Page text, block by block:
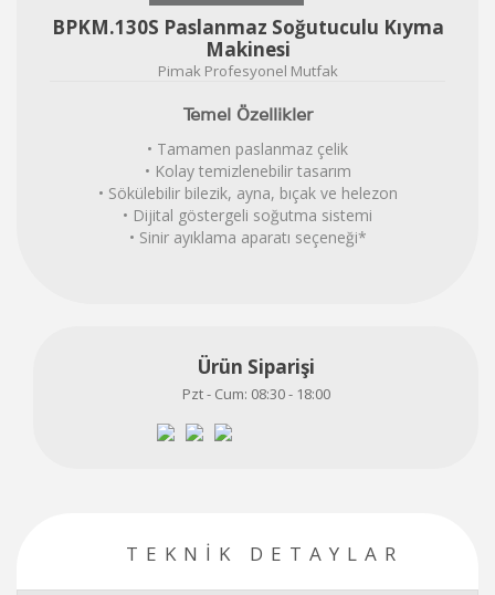
BPKM.130S Paslanmaz Soğutuculu Kıyma
Makinesi
Pimak Profesyonel Mutfak
Temel Özellikler
• Tamamen paslanmaz çelik
• Kolay temizlenebilir tasarım
• Sökülebilir bilezik, ayna, bıçak ve helezon
• Dijital göstergeli soğutma sistemi
• Sinir ayıklama aparatı seçeneği*
Ürün Siparişi
Pzt - Cum: 08:30 - 18:00
TEKNİK DETAYLAR